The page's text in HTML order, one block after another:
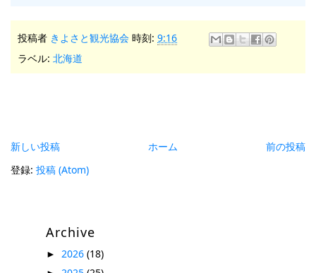
投稿者 きよさと観光協会 時刻: 9:16
ラベル: 北海道
新しい投稿 前の投稿
ホーム
登録: 投稿 (Atom)
Archive
► 2026 (18)